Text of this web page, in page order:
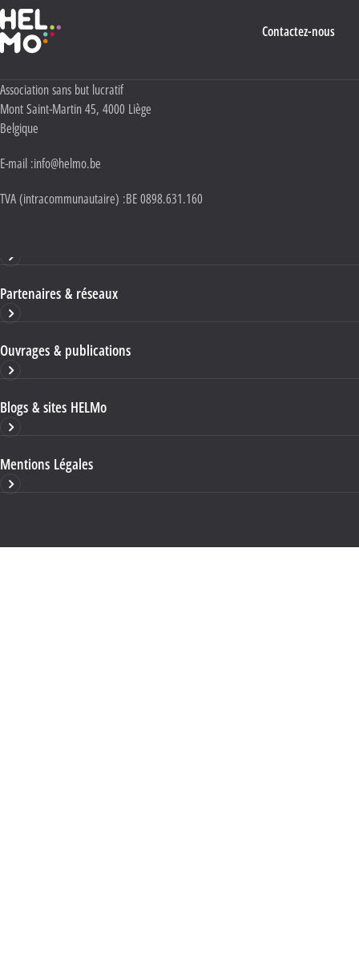
Haute École Libre Mosane
Contactez-nous
Adresse :
Association sans but lucratif
Mont Saint-Martin 45, 4000 Liège
Belgique
E-mail :info@helmo.be
TVA (intracommunautaire) :BE 0898.631.160
Partenaires & réseaux
Ouvrages & publications
Blogs & sites HELMo
Mentions Légales